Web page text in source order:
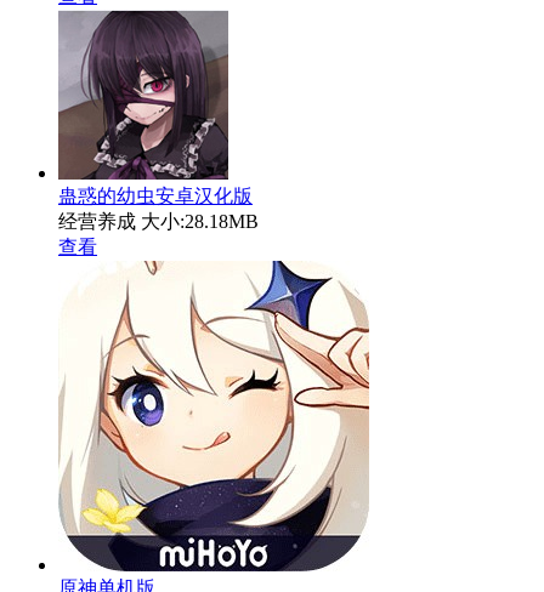
蛊惑的幼虫安卓汉化版
经营养成 大小:28.18MB
查看
原神单机版